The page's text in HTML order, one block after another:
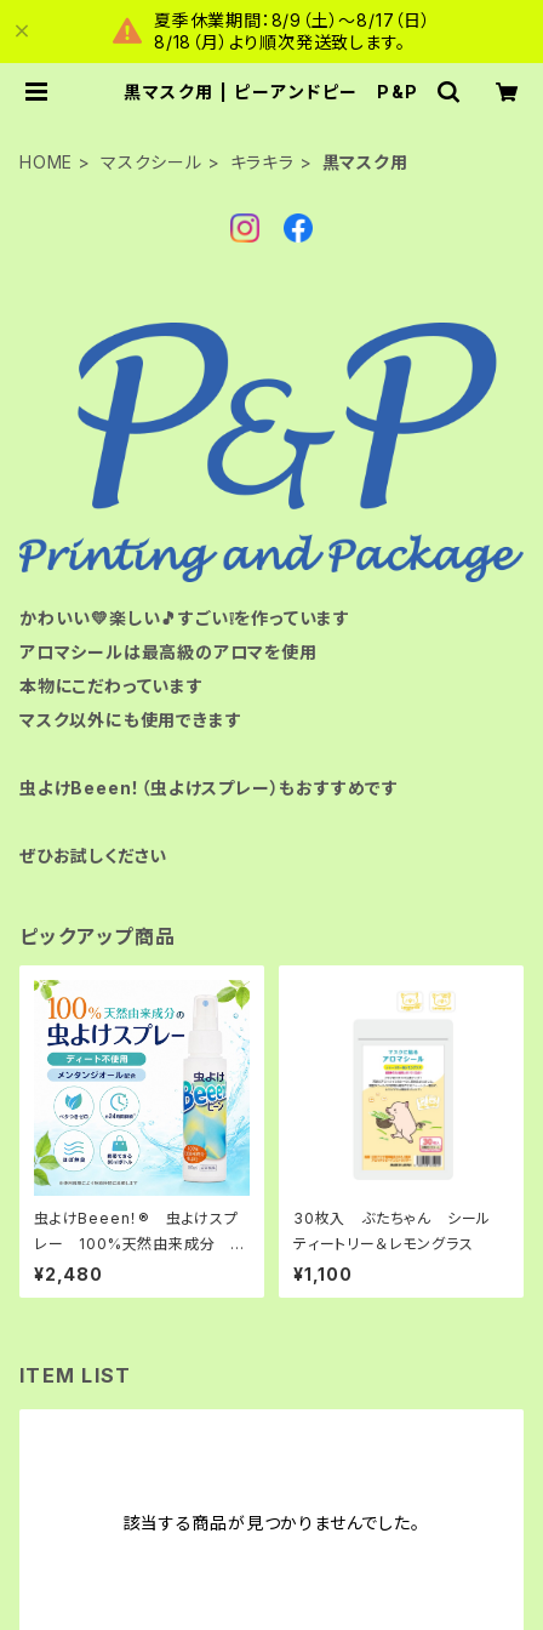
夏季休業期間：8/9（土）～8/17（日）
8/18（月）より順次発送致します。
黒マスク用 | ピーアンドピー P&P
HOME マスクシール キラキラ 黒マスク用
かわいい💛楽しい🎵すごい❕を作っています
アロマシールは最高級のアロマを使用
本物にこだわっています
マスク以外にも使用できます
虫よけBeeen！（虫よけスプレー）もおすすめです
ぜひお試しください
ピックアップ商品
虫よけBeeen！®︎ 虫よけスプ
レー 100%天然由来成分 ア
ロマ 携帯（持ち運べる）
¥2,480
30枚入 ぶたちゃん シール
ティートリー＆レモングラス
¥1,100
ITEM LIST
該当する商品が見つかりませんでした。